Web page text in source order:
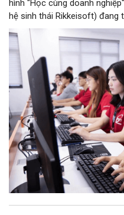
hình "Học cùng doanh
hệ sinh thái Rikkeisoft) đang